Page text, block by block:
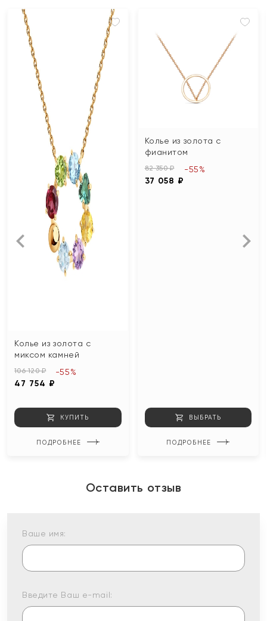
Колье из золота с
миксом камней
106 120 ₽
47 754 ₽
-55%
КУПИТЬ
ПОДРОБНЕЕ
Колье из золота с
фианитом
82 350 ₽
37 058 ₽
-55%
ВЫБРАТЬ
ПОДРОБНЕЕ
Оставить отзыв
Ваше имя:
Введите Ваш e-mail: